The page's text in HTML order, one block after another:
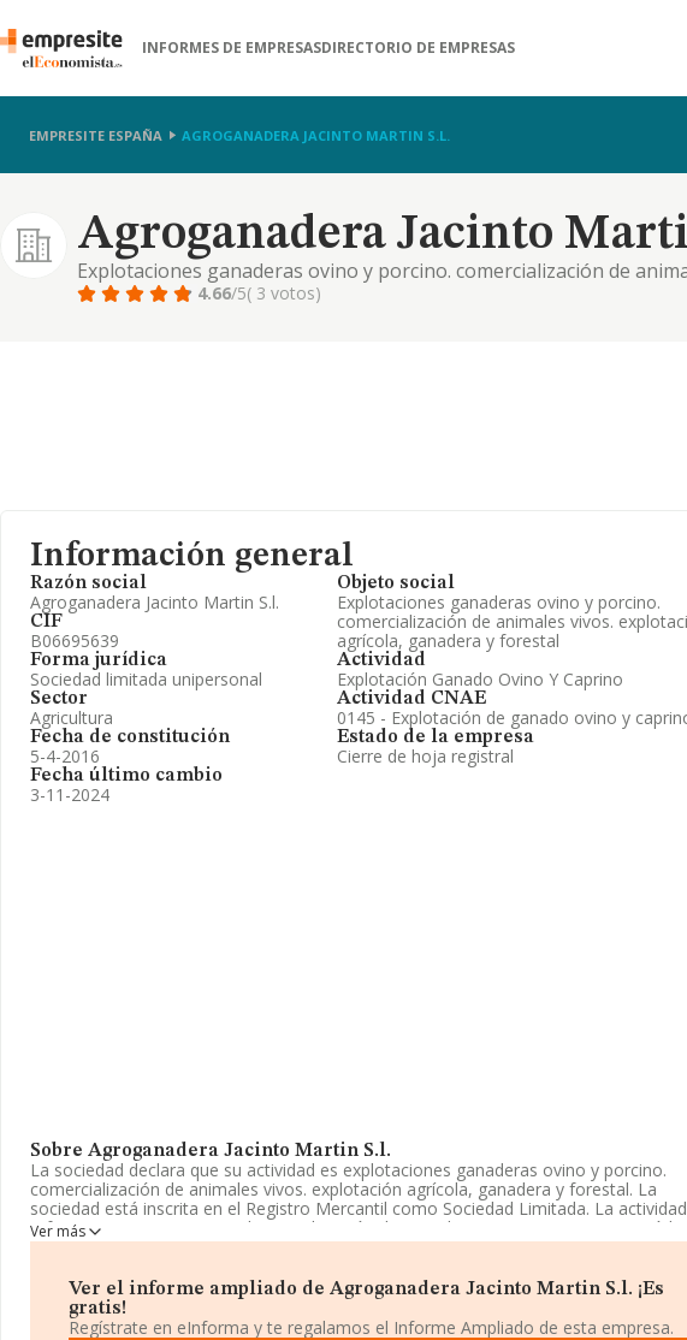
INFORMES DE EMPRESASDIRECTORIO DE EMPRESAS
EMPRESITE ESPAÑA AGROGANADERA JACINTO MARTIN S.L.
Agroganadera Jacinto
Explotaciones ganaderas ovino y porcino. comercialización de
ganadera y forestal
4.66/5( 3 votos)
Información general
Razón social
Agroganadera Jacinto Martin S.l.
CIF
B06695639
Forma jurídica
Sociedad limitada unipersonal
Sector
Agricultura
Fecha de constitución
5-4-2016
Fecha último cambio
3-11-2024
Objeto social
Explotaciones ganaderas ovino y porcino.
comercialización de animales vivos.
agrícola, ganadera y forestal
Actividad
Explotación Ganado Ovino Y Caprino
Actividad CNAE
0145 - Explotación de ganado ovino y
Estado de la empresa
Cierre de hoja registral
Sobre Agroganadera Jacinto Martin S.l.
La sociedad declara que su actividad es explotaciones ganaderas ovino y porcino.
comercialización de animales vivos. explotación agrícola, ganadera y forestal. La
sociedad está inscrita en el Registro Mercantil como Sociedad Limitada. La
referencia CNAE corresponde a 'Explotación de ganado ovino y caprino', cuyo
0145. La empresa no tiene actividad en mercados exteriores.
La sociedad Agroganadera Jacinto Martin S.L, con CIF B06695639, se encuentra
Travesia San Benito núm. 2 Piso 2 A, (06420), en el municipio de Castuera, Badajoz,
Extremadura.
Ver más
Ver el informe ampliado de Agroganadera Jacinto Martin S.l. ¡Es
gratis!
Regístrate en eInforma y te regalamos el Informe Ampliado de esta empresa.